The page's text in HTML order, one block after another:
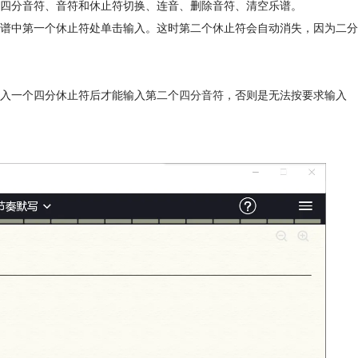
分音符、音符和休止符切换、连音、删除音符、清空乐谱。
中第一个休止符处单击输入。这时第二个休止符会自动消失，因为二分
一个四分休止符后才能输入第二个四分音符 ，否则是无法按要求输入